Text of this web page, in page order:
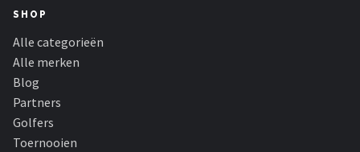
SHOP
Alle categorieën
Alle merken
Blog
Partners
Golfers
Toernooien